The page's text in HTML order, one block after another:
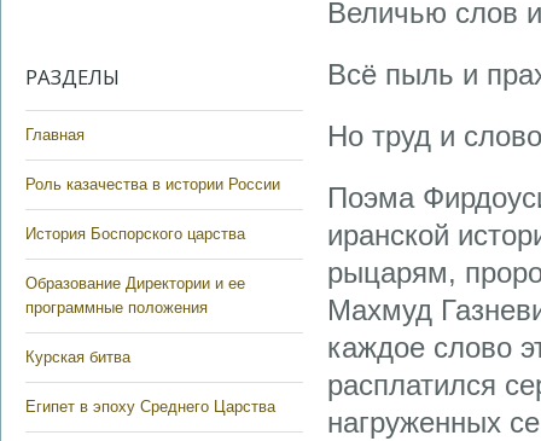
РАЗДЕЛЫ
Главная
Роль казачества в истории России
История Боспорского царства
Образование Директории и ее
программные положения
Курская битва
Египет в эпоху Среднего Царства
Величью слов
Всё пыль и
Но труд и
Поэма
иранской
рыцарям,
Махмуд
каждое слово
расплатился
нагруженных